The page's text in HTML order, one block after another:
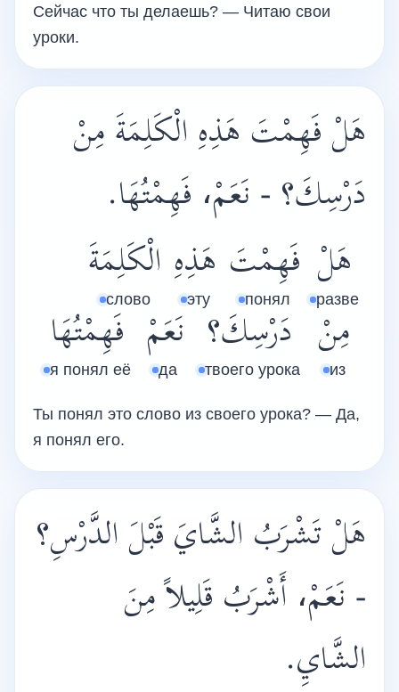
Сейчас что ты делаешь? — Читаю свои
уроки.
هَلْ فَهِمْتَ هَذِهِ الْكَلِمَةَ مِنْ
دَرْسِكَ؟ - نَعَمْ، فَهِمْتُهَا.
هَلْ
разве
فَهِمْتَ
понял
هَذِهِ
эту
الْكَلِمَةَ
слово
مِنْ
из
دَرْسِكَ؟
твоего урока
نَعَمْ
да
فَهِمْتُهَا
я понял её
Ты понял это слово из своего урока? — Да,
я понял его.
هَلْ تَشْرَبُ الشَّايَ قَبْلَ الدَّرْسِ؟
- نَعَمْ، أَشْرَبُ قَلِيلاً مِنَ
الشَّايِ.